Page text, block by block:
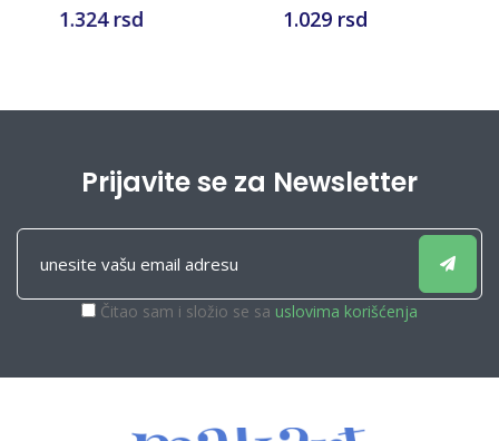
1.029 rsd 495 rsd
Prijavite se za Newsletter
Čitao sam i složio se sa uslovima korišćenja